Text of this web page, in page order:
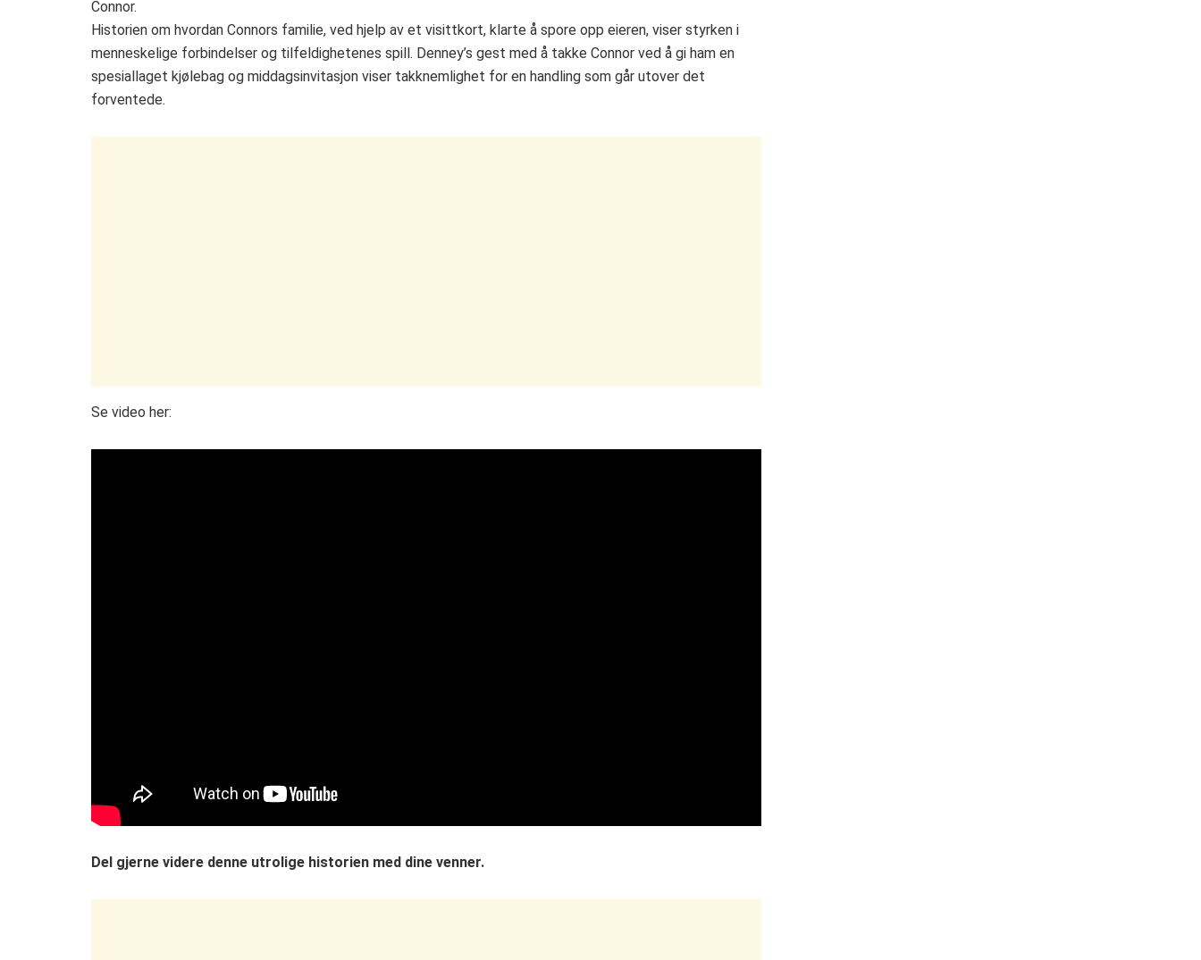
Connor.
Historien om hvordan Connors familie, ved hjelp av et visittkort, klarte å spore opp eieren, viser styrken i
menneskelige forbindelser og tilfeldighetenes spill. Denney’s gest med å takke Connor ved å gi ham en
spesiallaget kjølebag og middagsinvitasjon viser takknemlighet for en handling som går utover det
forventede.
Se video her:
Del gjerne videre denne utrolige historien med dine venner.